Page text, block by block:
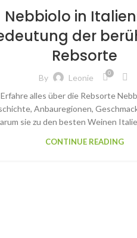
Nebbiolo in
der
Rebsorte
By Leonie 0
Erfahre alles über die Rebsorte
Anbauregionen,
sie zu den besten Weinen
CONTINUE READING